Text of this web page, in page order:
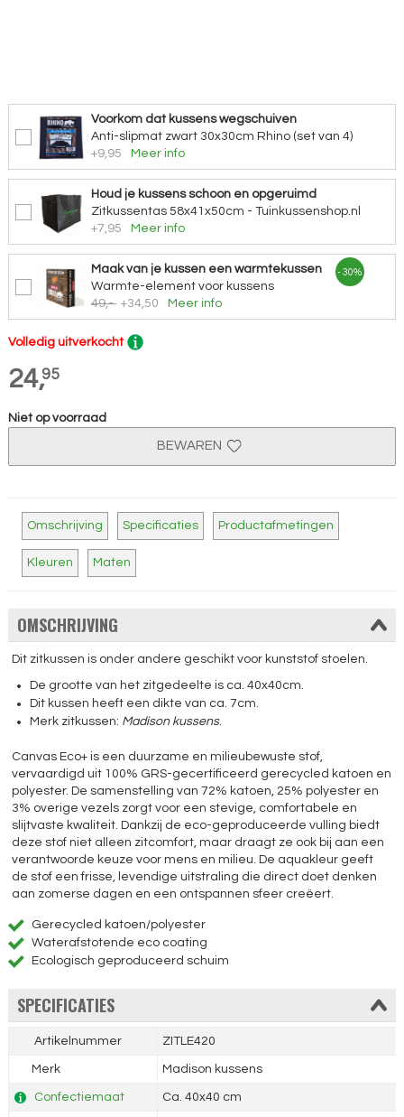
Voorkom dat kussens wegschuiven
Anti-slipmat zwart 30x30cm Rhino (set van 4)
+9,95
Meer info
Houd je kussens schoon en opgeruimd
Zitkussentas 58x41x50cm - Tuinkussenshop.nl
+7,95
Meer info
Maak van je kussen een warmtekussen
Warmte-element voor kussens
49,- +34,50 Meer info
- 30%
Volledig uitverkocht
24,95
Niet op voorraad
BEWAREN
Omschrijving Specificaties Productafmetingen
Kleuren Maten
OMSCHRIJVING
Dit zitkussen is onder andere geschikt voor kunststof stoelen.
De grootte van het zitgedeelte is ca. 40x40cm.
Dit kussen heeft een dikte van ca. 7cm.
Merk zitkussen: Madison kussens.
Canvas Eco+ is een duurzame en milieubewuste stof,
vervaardigd uit 100% GRS-gecertificeerd gerecycled katoen en
polyester. De samenstelling van 72% katoen, 25% polyester en
3% overige vezels zorgt voor een stevige, comfortabele en
slijtvaste kwaliteit. Dankzij de eco-geproduceerde vulling biedt
deze stof niet alleen zitcomfort, maar draagt ze ook bij aan een
verantwoorde keuze voor mens en milieu. De aquakleur geeft
de stof een frisse, levendige uitstraling die direct doet denken
aan zomerse dagen en een ontspannen sfeer creëert.
Gerecycled katoen/polyester
Waterafstotende eco coating
Ecologisch geproduceerd schuim
SPECIFICATIES
Artikelnummer ZITLE420
Merk Madison kussens
Confectiemaat Ca. 40x40 cm